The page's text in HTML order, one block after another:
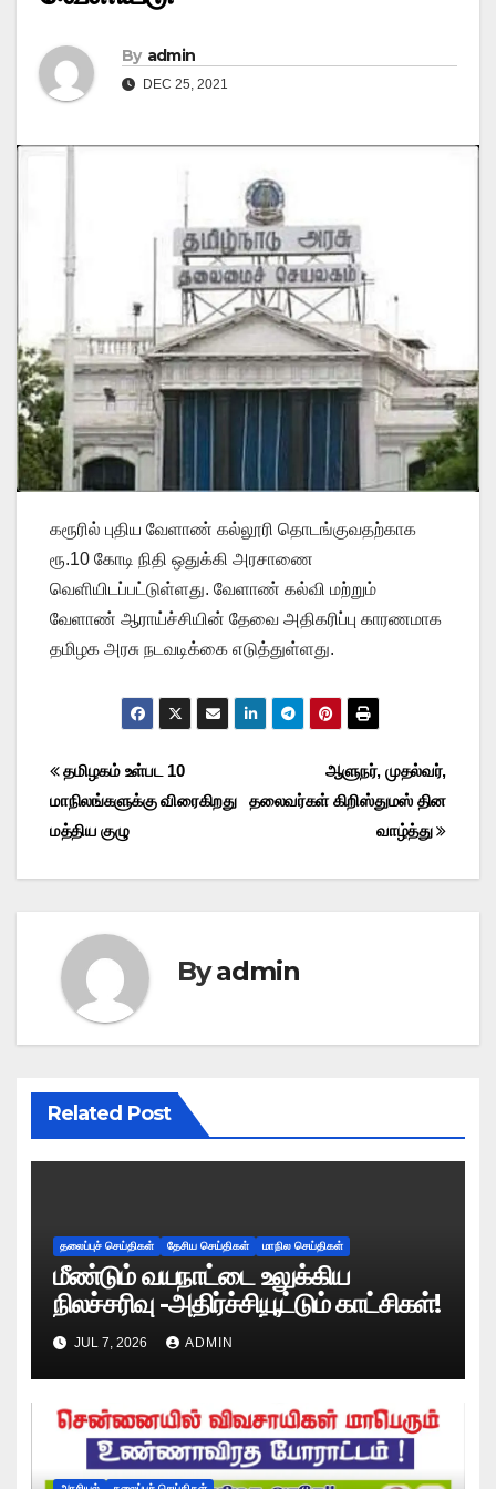
By admin
DEC 25, 2021
கரூரில் புதிய வேளாண் கல்லூரி தொடங்குவதற்காக
ரூ.10 கோடி நிதி ஒதுக்கி அரசாணை
வெளியிடப்பட்டுள்ளது. வேளாண் கல்வி மற்றும்
வேளாண் ஆராய்ச்சியின் தேவை அதிகரிப்பு காரணமாக
தமிழக அரசு நடவடிக்கை எடுத்துள்ளது.
Post
navigation
ஆளுநர், முதல்வர்,
தலைவர்கள் கிறிஸ்துமஸ் தின
வாழ்த்து
தமிழகம் உள்பட 10
மாநிலங்களுக்கு விரைகிறது
மத்திய குழு
Byadmin
Related Post
தலைப்புச் செய்திகள் தேசிய செய்திகள் மாநில செய்திகள்
மீண்டும் வயநாட்டை உலுக்கிய
நிலச்சரிவு -அதிர்ச்சியூட்டும் காட்சிகள்!
JUL 7, 2026 ADMIN